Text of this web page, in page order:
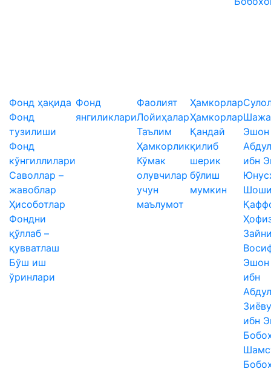
Фонд ҳақида
Фонд
тузилиши
Фонд
кўнгиллилари
Саволлар –
жавоблар
Ҳисоботлар
Фондни
қўллаб –
қувватлаш
Бўш иш
ўринлари
Фонд
янгиликлари
Фаолият
Лойиҳалар
Таълим
Ҳамкорлик
Кўмак
олувчилар
учун
маълумот
Ҳамкорлар
Ҳамкорлар
Қандай
қилиб
шерик
бўлиш
мумкин
Эшон
ибн
Эшон
ибн
ибн